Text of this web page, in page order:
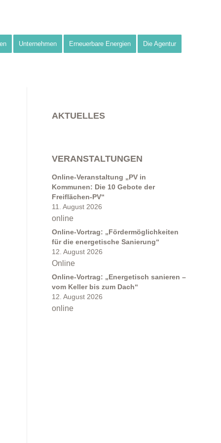
Unternehmen Erneuerbare Energien Die Agentur
AKTUELLES
VERANSTALTUNGEN
Online-Veranstaltung „PV in
Kommunen: Die 10 Gebote der
Freiflächen-PV“
11. August 2026
online
Online-Vortrag: „Fördermöglichkeiten
für die energetische Sanierung“
12. August 2026
Online
Online-Vortrag: „Energetisch sanieren –
vom Keller bis zum Dach“
12. August 2026
online